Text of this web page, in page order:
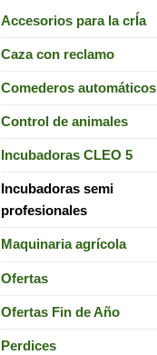
Accesorios para la crÍa
Caza con reclamo
Comederos automáticos
Control de animales
Incubadoras CLEO 5
Incubadoras semi
profesionales
Maquinaria agrícola
Ofertas
Ofertas Fin de Año
Perdices